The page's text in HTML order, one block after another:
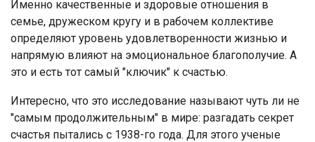
Именно качественные и здоровые отношения в
семье, дружеском кругу и в рабочем коллективе
определяют уровень удовлетворенности жизнью и
напрямую влияют на эмоциональное благополучие. А
это и есть тот самый "ключик" к счастью.
Интересно, что это исследование называют чуть ли не
"самым продолжительным" в мире: разгадать секрет
счастья пытались с 1938-го года. Для этого ученые